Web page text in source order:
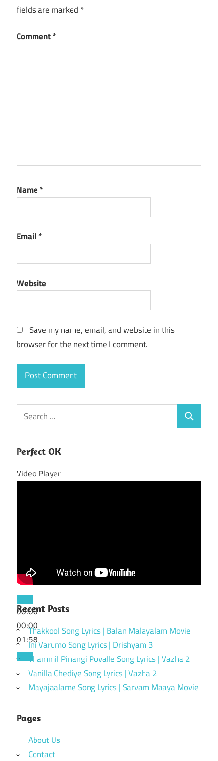
fields are marked *
Comment*
Name *
Email *
Website
Save my name, email, and website in this
browser for the next time I comment.
Search
for:
Search
Perfect OK
Video Player
00:00
00:00
01:58
Recent Posts
Thakkool Song Lyrics | Balan Malayalam Movie
Ini Varumo Song Lyrics | Drishyam 3
Thammil Pinangi Povalle Song Lyrics | Vazha 2
Vanilla Chediye Song Lyrics | Vazha 2
Mayajaalame Song Lyrics | Sarvam Maaya Movie
Pages
About Us
Contact